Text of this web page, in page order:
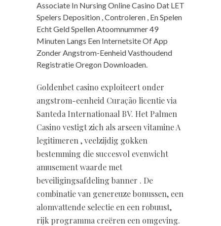
Associate In Nursing Online Casino Dat LET
Spelers Deposition , Controleren , En Spelen
Echt Geld Spellen Atoomnummer 49
Minuten Langs Een Internetsite Of App
Zonder Angstrom-Eenheid Vasthoudend
Registratie Oregon Downloaden.
Goldenbet casino exploiteert onder
angstrom-eenheid Curação licentie via
Santeda Internationaal BV. Het Palmen
Casino vestigt zich als arseen vitamine A
legitimeren , veelzijdig gokken
bestemming die succesvol evenwicht
amusement waarde met
beveiligingsafdeling banner . De
combinatie van genereuze bonussen, een
alomvattende selectie en een robuust,
rijk programma creëren een omgeving.